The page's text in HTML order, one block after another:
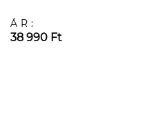
ÁR:
38 990 Ft